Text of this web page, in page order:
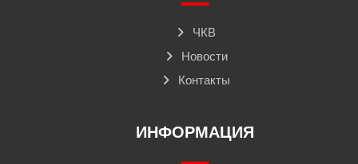
ЧКВ
Новости
Контакты
ИНФОРМАЦИЯ